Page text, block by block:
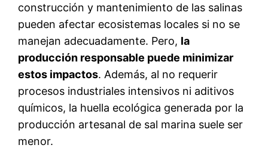
construcción y mantenimiento de las salinas
pueden afectar ecosistemas locales si no se
manejan adecuadamente. Pero, la
producción responsable puede minimizar
estos impactos. Además, al no requerir
procesos industriales intensivos ni aditivos
químicos, la huella ecológica generada por la
producción artesanal de sal marina suele ser
menor.